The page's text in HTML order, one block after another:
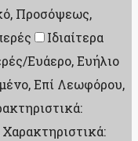
Προσόψεως,
Ιδιαίτερα
Ευάερο, Ευήλιο
Επί Λεωφόρου,
Χαρακτηριστικά: